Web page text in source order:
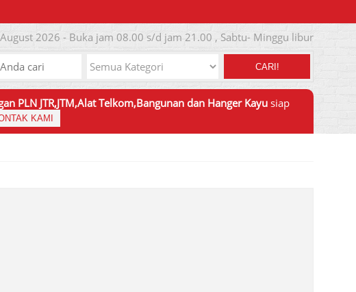
2026 - Buka jam 08.00 s/d jam 21.00 , Sabtu- Minggu libur
CARI!
PLN JTR,JTM,Alat Telkom,Bangunan dan Hanger Kayusiap
KAMI